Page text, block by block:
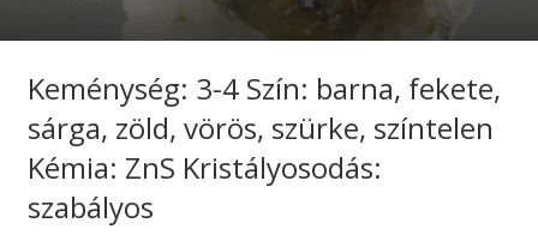
Stones
About Us
Contact us
Keménység: 3-4 Szín: barna, fekete,
sárga, zöld, vörös, szürke, színtelen
Kémia: ZnS Kristályosodás:
szabályos